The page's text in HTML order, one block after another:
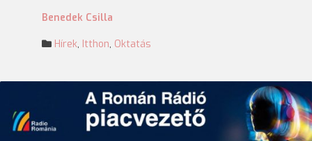
Benedek Csilla
Hírek, Itthon, Oktatás